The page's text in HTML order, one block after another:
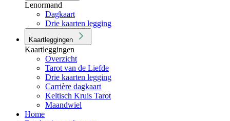
Lenormand
Dagkaart
Drie kaarten legging
Kaartleggingen
Kaartleggingen
Overzicht
Tarot van de Liefde
Drie kaarten legging
Carrière dagkaart
Keltisch Kruis Tarot
Maandwiel
Home